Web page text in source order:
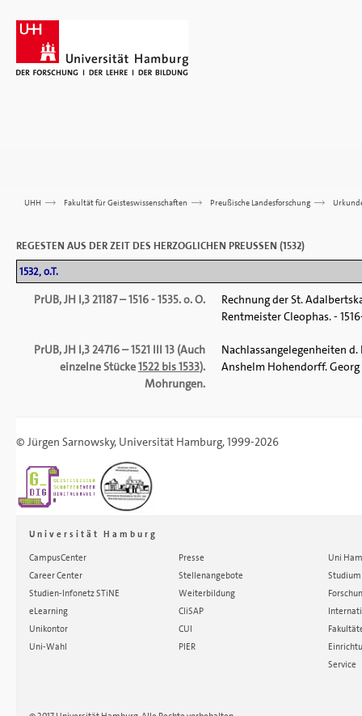
UHH >>> Fakultät für Geisteswissenschaften >>> Preußische Landesforschung >>>
REGESTEN AUS DER ZEIT DES HERZOGLICHEN PREUSSEN (1532)
1532, o.T.
PrUB, JH I,3 21187 – 1516 - 1535. o. O.
Rechnung der St.
Rentmeister Cleophas. -
PrUB, JH I,3 24716 – 1521 III 13 (Auch
einzelne Stücke1522 bis 1533).
Mohrungen.
Nachlassangelegenheiten
Anshelm Hohendorff. Georg
© Jürgen Sarnowsky, Universität Hamburg, 1999-2026